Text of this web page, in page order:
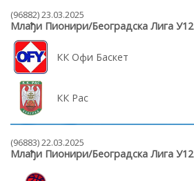
(96882) 23.03.2025
Млађи Пионири/Београдска Лига У12
КК Офи Баскет
КК Рас
(96883) 22.03.2025
Млађи Пионири/Београдска Лига У12